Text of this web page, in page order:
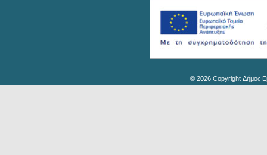
© 2026 Copyright Δήμος